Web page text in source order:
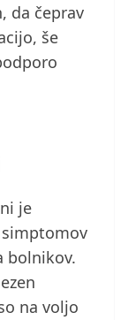
da čeprav
še
je
bolnikov.
na voljo